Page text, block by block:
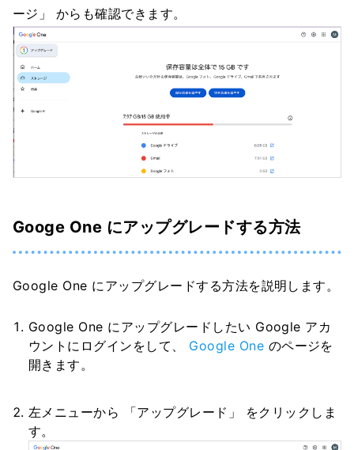
ージ」 からも確認できます。
Googe One にアップグレードする方法
Google One にアップグレードする方法を説明します。
Google One にアップグレードしたい Google アカ
ウントにログインをして、 Google One のページを
開きます。
左メニューから 「アップグレード」 をクリックしま
す。